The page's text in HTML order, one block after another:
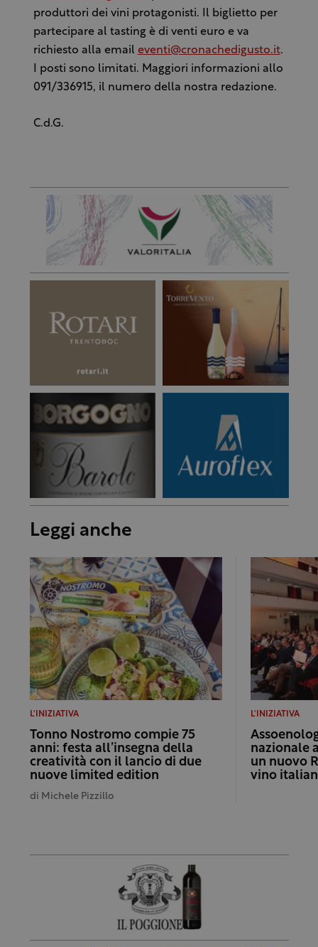
produttori dei vini protagonisti. Il biglietto per
partecipare al tasting è di venti euro e va
richiesto alla email eventi@cronachedigusto.it.
I posti sono limitati. Maggiori informazioni allo
091/336915, il numero della nostra redazione.
C.d.G.
Leggi anche
L'INIZIATIVA
Tonno Nostromo compie 75
anni: festa all’insegna della
creatività con il lancio di due
nuove limited edition
di Michele Pizzillo
L'INIZIATIVA
nazionale
un nuovo
vino